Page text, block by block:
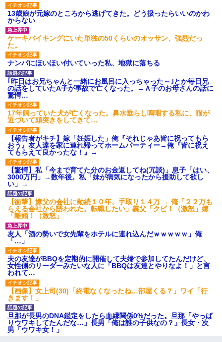
13歳娘が元嫁のところから逃げてきた。どう扱ったらいいのかわ
からない
ケーキバイキングにいた単独の50くらいのオッサン、強烈だっ
た。
ナンパにほいほい付いていった私、地獄に落ちる
｢昨日はお兄ちゃんと一緒にお風呂に入っちゃった～｣とか毎日兄
の話をしていたA子が事故で亡くなった。→Ａ子のお母さんの話に
驚愕…
17年飼っていた犬が亡くなった。鼻水垂らし嗚咽する私に、猫が
近づいて頭突きをしてきて…
【報告者がキチ】嫁「妊娠した」俺『それじゃあ皆に祝ってもら
おう』友人達を家に連れ帰ってホームパーティー→俺『皆に祝え
てもらえて良かったな！』→
【驚愕】私「今まで育てた分のお金返してね(冗談)」息子「はい、
3000万円」→数年後。私「妹が病気になったから援助して欲し
い」→
【衝撃】嫁父の会社に勤続１０年、手取り１４万 → 俺「２２万も
らえる会社から誘われた。転職したい」義父「クビ！（激怒」嫁
「離婚！（激怒」
友人「酒の勢いで女先輩をホテルに連れ込んだｗｗｗｗｗ」俺
「…」
夫の友達がBBQを定期的に開催して夫婦で参加してたんだけど、
女性側のリーダーみたいな人に「BBQは友達とやりなよ！」と言
われて…
【画像】女上司(30)「終電なくなったね…部屋くる？」ワイ「行
きます！」
旦那が長男のDNA鑑定をしたら血縁関係0%だった。旦那「やっぱ
りウワキしてたんだな…」長男「俺は誰の子供なの？」長女・次
男「ウワキ女！」